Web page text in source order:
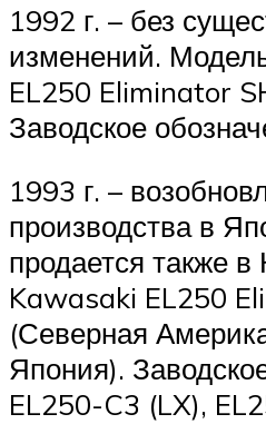
1992 г. – без
изменений.
EL250 Eliminator
Заводское
1993 г. –
производства в
продается также
Kawasaki EL250
(Северная
Япония).
EL250-C3 (LX),